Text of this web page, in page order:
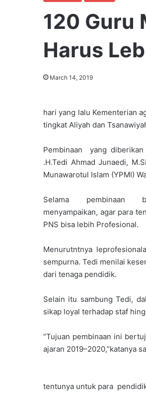
120 Guru
Harus
March 14, 2019
hari yang lalu Kementerian
tingkat Aliyah dan
Pembinaan yang diberikan
.H.Tedi Ahmad Junaedi,
Munawarotul Islam (YPMI)
Selama pembinaan
menyampaikan, agar para
PNS bisa lebih Profesional.
Menurutntnya
sempurna. Tedi menilai
dari tenaga pendidik.
Selain itu sambung Tedi,
sikap loyal terhadap staf
“Tujuan pembinaan ini
ajaran 2019–2020,”katanya
tentunya untuk para